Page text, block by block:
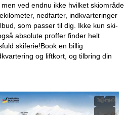
ved endnu ikke hvilket skiområde
nedfarter, indkvarteringer
som passer til dig. Ikke kun ski-
absolute proffer finder helt
skiferie!Book en billig
og liftkort, og tilbring din